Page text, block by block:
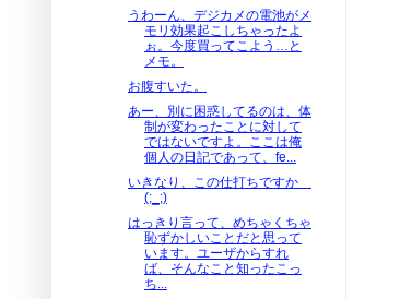
うわーん、デジカメの電池がメ
モリ効果起こしちゃったよ
ぉ。今度買ってこよう…と
メモ。
お腹すいた。
あー、別に困惑してるのは、体
制が変わったことに対して
ではないですよ。ここは俺
個人の日記であって、fe...
いきなり、この仕打ちですか
(;_;)
はっきり言って、めちゃくちゃ
恥ずかしいことだと思って
います。ユーザからすれ
ば、そんなこと知ったこっ
ち...